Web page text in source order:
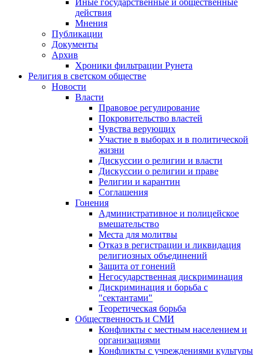
Иные государственные и общественные
действия
Мнения
Публикации
Документы
Архив
Хроники фильтрации Рунета
Религия в светском обществе
Новости
Власти
Правовое регулирование
Покровительство властей
Чувства верующих
Участие в выборах и в политической
жизни
Дискуссии о религии и власти
Дискуссии о религии и праве
Религии и карантин
Соглашения
Гонения
Административное и полицейское
вмешательство
Места для молитвы
Отказ в регистрации и ликвидация
религиозных объединений
Защита от гонений
Негосударственная дискриминация
Дискриминация и борьба с
"сектантами"
Теоретическая борьба
Общественность и СМИ
Конфликты с местным населением и
организациями
Конфликты с учреждениями культуры